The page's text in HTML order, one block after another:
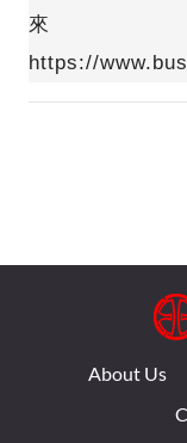
https://
About Us